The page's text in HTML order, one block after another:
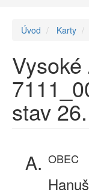
Úvod Karty
stav
OBEC